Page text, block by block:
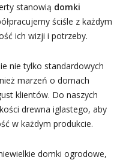
stanowią domki
ściśle z każdym
ich wizji i potrzeby.
nie tylko standardowych
marzeń o domach
klientów. Do naszych
drewna iglastego, aby
w każdym produkcie.
domki ogrodowe,